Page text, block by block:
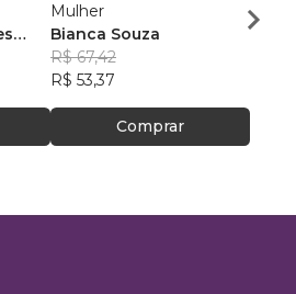
Mulher
Bianca Souza
R$ 67,42
R$ 53,37
Comprar
Ina
R$